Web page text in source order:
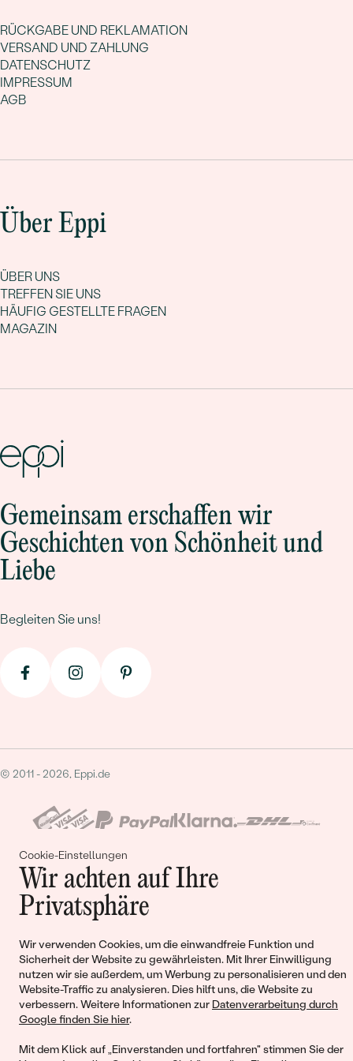
Cookie-Einstellungen
Wir achten auf Ihre
Privatsphäre
Wir verwenden Cookies, um die einwandfreie Funktion und
Sicherheit der Website zu gewährleisten. Mit Ihrer Einwilligung
nutzen wir sie außerdem, um Werbung zu personalisieren und den
Website-Traffic zu analysieren. Dies hilft uns, die Website zu
verbessern. Weitere Informationen zur Datenverarbeitung durch
Google finden Sie hier.
Mit dem Klick auf „Einverstanden und fortfahren" stimmen Sie der
RÜCKGABE UND REKLAMATION
VERSAND UND ZAHLUNG
DATENSCHUTZ
IMPRESSUM
AGB
Über Eppi
ÜBER UNS
TREFFEN SIE UNS
HÄUFIG GESTELLTE FRAGEN
MAGAZIN
Gemeinsam erschaffen wir
Geschichten von Schönheit und
Liebe
Begleiten Sie uns!
© 2011 - 2026, Eppi.de
Warenkorb
Sie haben keinen Artikel im Warenkorb